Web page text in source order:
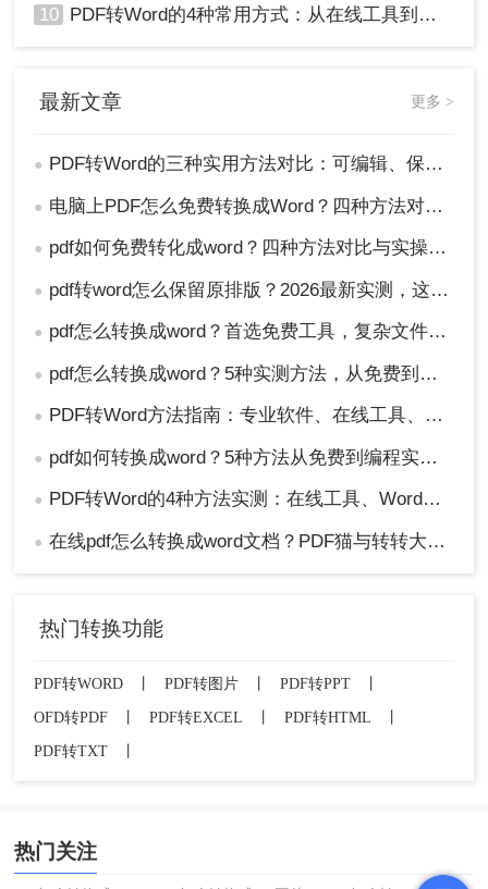
10 PDF转Word的4种常用方式：从在线工具到桌面软件全梳理！
最新文章 更多 >
● PDF转Word的三种实用方法对比：可编辑、保格式、避风险！
● 电脑上PDF怎么免费转换成Word？四种方法对比与实操指南（附详细表格）!
● pdf如何免费转化成word？四种方法对比与实操指南（附详细表格）
● pdf转word怎么保留原排版？2026最新实测，这5种方法从免费到专业全搞定！
● pdf怎么转换成word？首选免费工具，复杂文件再上专业软件！
● pdf怎么转换成word？5种实测方法，从免费到专业全攻略！
● PDF转Word方法指南：专业软件、在线工具、Word内置与改后缀名4种方案对比！
● pdf如何转换成word？5种方法从免费到编程实测对比！
● PDF转Word的4种方法实测：在线工具、Word、Adobe与开源软件对比！！
● 在线pdf怎么转换成word文档？PDF猫与转转大师2种在线工具使用指南与功能对比！
热门转换功能
PDF转WORD PDF转图片 PDF转PPT
OFD转PDF
PDF转EXCEL PDF转HTML
PDF转TXT
热门关注